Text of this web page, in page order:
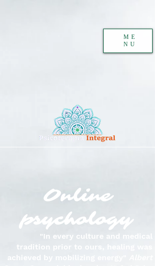
ME
NU
Online
psychology
"In every culture and medical
tradition prior to ours, healing was
achieved by mobilizing energy"